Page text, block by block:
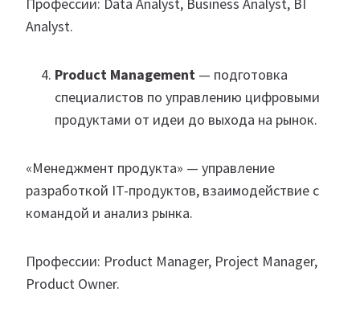
Analyst.
Product Management — подготовка
специалистов по управлению цифровыми
продуктами от идеи до выхода на рынок.
«Менеджмент продукта» — управление
разработкой IT-продуктов, взаимодействие с
командой и анализ рынка.
Профессии: Product Manager, Project Manager,
Product Owner.